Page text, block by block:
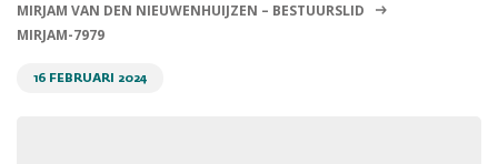
Contact
MIRJAM VAN DEN NIEUWENHUIJZEN – BESTUURSLID
MIRJAM-7979
16 FEBRUARI 2024